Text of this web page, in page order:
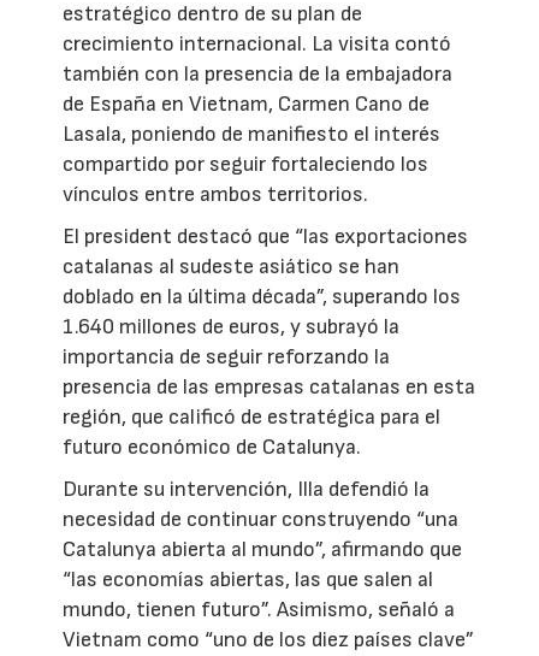
estratégico dentro de su plan de
crecimiento internacional. La visita contó
también con la presencia de la embajadora
de España en Vietnam, Carmen Cano de
Lasala, poniendo de manifiesto el interés
compartido por seguir fortaleciendo los
vínculos entre ambos territorios.
El president destacó que “las exportaciones
catalanas al sudeste asiático se han
doblado en la última década”, superando los
1.640 millones de euros, y subrayó la
importancia de seguir reforzando la
presencia de las empresas catalanas en esta
región, que calificó de estratégica para el
futuro económico de Catalunya.
Durante su intervención, Illa defendió la
necesidad de continuar construyendo “una
Catalunya abierta al mundo”, afirmando que
“las economías abiertas, las que salen al
mundo, tienen futuro”. Asimismo, señaló a
Vietnam como “uno de los diez países clave”